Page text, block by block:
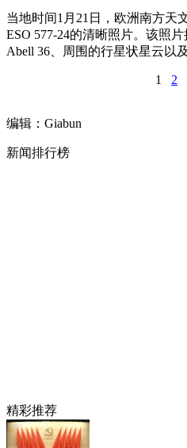
当地时间1月21日，欧洲南方天
ESO 577-24的清晰照片。该照
Abell 36、周围的行星状星云以
1 2
编辑：Giabun
新闻排行榜
精彩推荐